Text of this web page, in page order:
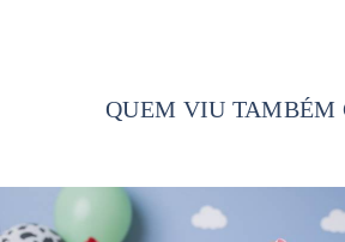
QUEM VIU TAMBÉM